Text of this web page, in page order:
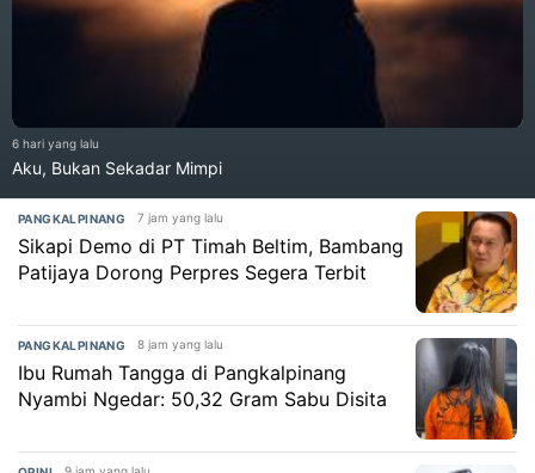
6 hari yang lalu
Aku, Bukan Sekadar Mimpi
PANGKALPINANG 7 jam yang lalu
Sikapi Demo di PT Timah Beltim, Bambang
Patijaya Dorong Perpres Segera Terbit
PANGKALPINANG 8 jam yang lalu
Ibu Rumah Tangga di Pangkalpinang
Nyambi Ngedar: 50,32 Gram Sabu Disita